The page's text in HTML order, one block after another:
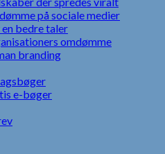
på sociale medier
bedre taler
omdømme
branding
e-bøger